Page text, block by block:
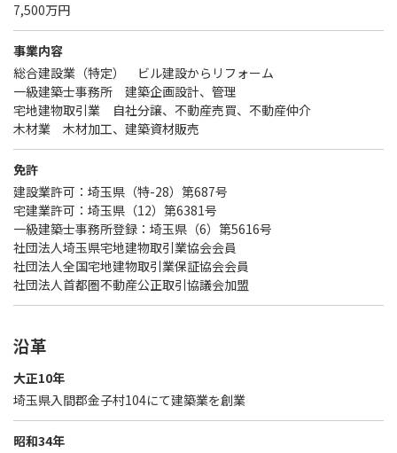
7,500万円
事業内容
総合建設業（特定） ビル建設からリフォーム
一級建築士事務所 建築企画設計、管理
宅地建物取引業 自社分譲、不動産売買、不動産仲介
木材業 木材加工、建築資材販売
免許
建設業許可：埼玉県（特-28）第687号
宅建業許可：埼玉県（12）第6381号
一級建築士事務所登録：埼玉県（6）第5616号
社団法人埼玉県宅地建物取引業協会会員
社団法人全国宅地建物取引業保証協会会員
社団法人首都圏不動産公正取引協議会加盟
沿革
大正10年
埼玉県入間郡金子村104にて建築業を創業
昭和34年